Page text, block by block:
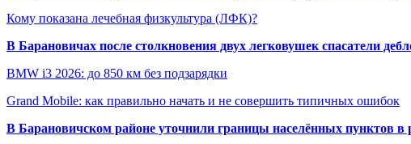
Кому показана лечебная физкультура (ЛФК)?
В Барановичах после столкновения двух легковушек спасатели
BMW i3 2026: до 850 км без подзарядки
Grand Mobile: как правильно начать и не совершить типичных ошибок
В Барановичском районе уточнили границы населённых пунктов в